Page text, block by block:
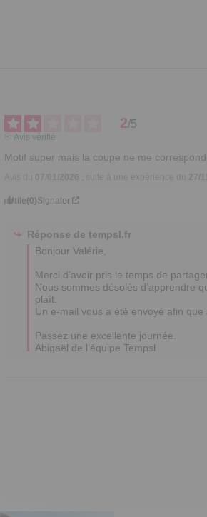
2/5
Avis vérifié
Motif super mais la coupe ne me
07/01/2026 27/
Utile(0)Signaler
Réponse detempsl.fr
Bonjour Valérie,
Merci d’avoir pris le temps de
Nous sommes désolés d’apprendre
plaît.
Un e-mail vous a été envoyé afin
Passez une excellente journée.
Abigaël de l’équipe Tempsl